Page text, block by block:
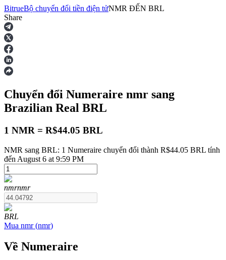
Hợp đồng tương lai
USDT Futures
BitrueBộ chuyển đổi tiền điện tửNMR ĐẾN BRL
Share
Chuyển đổi Numeraire nmr sang
Brazilian Real BRL
1 NMR = R$44.05 BRL
NMR sang BRL: 1 Numeraire chuyển đổi thành R$44.05 BRL tính
đến August 6 at 9:59 PM
nmrnmr
BRL
Mua nmr(nmr)
Về Numeraire